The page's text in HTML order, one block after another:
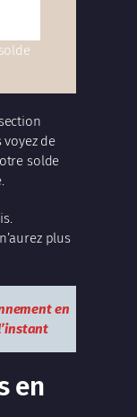
voyez de
solde
plus
en
en